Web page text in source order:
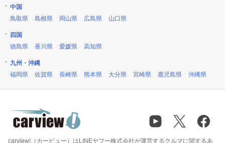
中国
鳥取県
島根県 岡山県 広島県 山口県
四国
徳島県
香川県 愛媛県 高知県
九州・沖縄
福岡県
佐賀県 長崎県 熊本県 大分県 宮崎県 鹿児島県 沖縄県
carview!（カービュー）はLINEヤフー株式会社が運営するクルマに関するあ